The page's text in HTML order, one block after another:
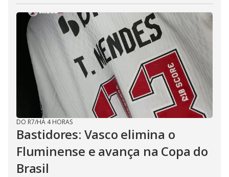
DO R7/HÁ 4 HORAS
Bastidores: Vasco elimina o
Fluminense e avança na Copa do
Brasil